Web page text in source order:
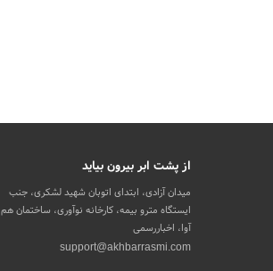
از پشت ابر بیرون بیاید
میدان آزادی، ابتدای اتوبان شهید لشکری، جنب
ایستگاه مترو بیمه، کارخانه نوآوری، ساختمان هم
آوا، اخباررسمی
support@akhbarrasmi.com